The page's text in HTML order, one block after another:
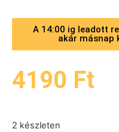
A 14:00 ig leadott
akár másnap
4190 Ft
2 készleten